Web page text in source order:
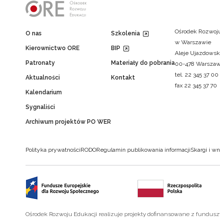
O nas
Kierownictwo ORE
Patronaty
Aktualności
Kalendarium
Sygnaliści
Archiwum projektów PO WER
Szkolenia
BIP
Materiały do pobrania
Kontakt
Ośrodek
w Warszawie
Aleje
00-478
tel. 22 345 37 00
fax 22 345 37 70
Polityka prywatnościRODORegulamin publikowania informacjiSkargi i
Ośrodek Rozwoju Edukacji realizuje projekty dofinansowane z